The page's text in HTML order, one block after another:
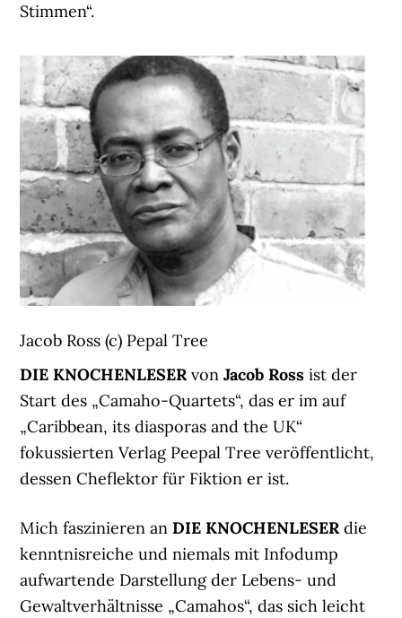
Stimmen“.
Jacob Ross (c) Pepal Tree
DIE KNOCHENLESERvonJacob Ross ist der
Start des „Camaho-Quartets“, das er im auf
„Caribbean, its diasporas and the UK“
fokussierten Verlag Peepal Tree veröffentlicht,
dessen Cheflektor für Fiktion er ist.
Mich faszinieren anDIE KNOCHENLESERdie
kenntnisreiche und niemals mit Infodump
aufwartende Darstellung der Lebens- und
Gewaltverhältnisse „Camahos“, das sich leicht